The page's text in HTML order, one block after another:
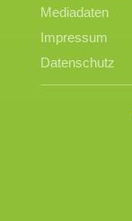
Mediadaten
Impressum
Datenschutz